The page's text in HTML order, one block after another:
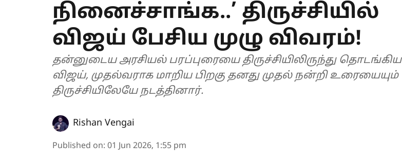
நினைச்சாங்க..’ திருச்சியில்
விஜய் பேசிய முழு விவரம்!
தன்னுடைய அரசியல் பரப்புரையை திருச்சியிலிருந்து தொடங்கிய
விஜய், முதல்வராக மாறிய பிறகு தனது முதல் நன்றி உரையையும்
திருச்சியிலேயே நடத்தினார்.
Rishan Vengai
Published on: 01 Jun 2026, 1:55 pm